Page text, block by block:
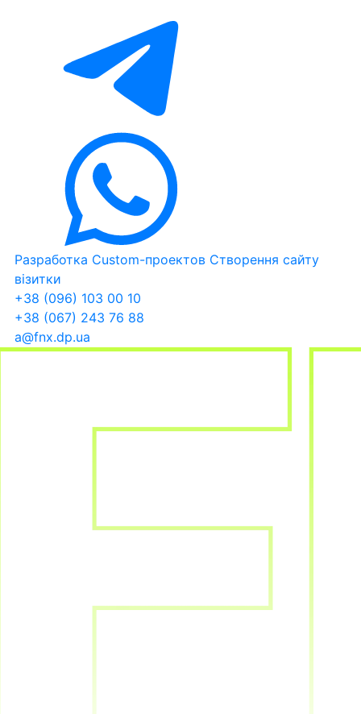
Разработка Custom-проектов Створення сайту
візитки
+38 (096) 103 00 10
+38 (067) 243 76 88
a@fnx.dp.ua